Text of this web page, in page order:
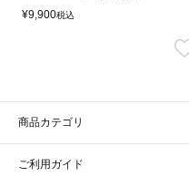
¥9,900税込
商品カテゴリ
ご利用ガイド